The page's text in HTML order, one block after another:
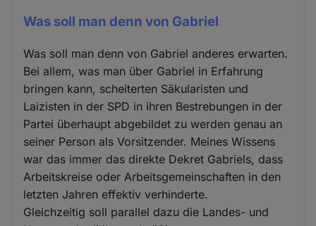
Was soll man denn von Gabriel
Was soll man denn von Gabriel anderes erwarten.
Bei allem, was man über Gabriel in Erfahrung
bringen kann, scheiterten Säkularisten und
Laizisten in der SPD in ihren Bestrebungen in der
Partei überhaupt abgebildet zu werden genau an
seiner Person als Vorsitzender. Meines Wissens
war das immer das direkte Dekret Gabriels, dass
Arbeitskreise oder Arbeitsgemeinschaften in den
letzten Jahren effektiv verhinderte.
Gleichzeitig soll parallel dazu die Landes- und